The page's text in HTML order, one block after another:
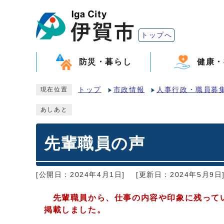
トップへ
防災・暮らし 健康
現在位置 トップ 市政情報 人事行政・職員募
あしあと
先輩職員の声
[公開日：2024年4月1日] [更新日：2024年5月9日
先輩職員から、仕事の内容や印象に残って
掲載しました。